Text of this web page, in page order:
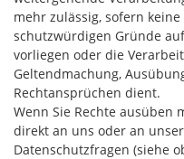
mehr zulässig, sofern
schutzwürdigen Gründe
vorliegen oder die
Geltendmachung,
Rechtansprüchen dient.
Wenn Sie Rechte ausüben
direkt an uns oder an
Datenschutzfragen (siehe